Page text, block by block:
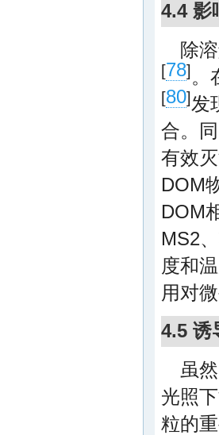
4.4 影
除
[78] 。
[80]发
合。
有效
DOM
DOM
MS2
度和
用对
4.5 诱
虽
光照
粒的